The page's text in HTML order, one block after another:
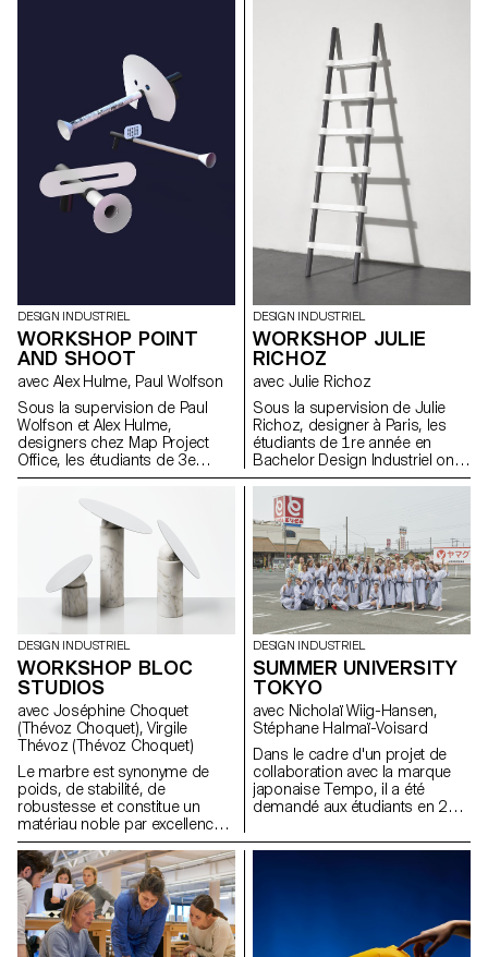
qui ne se contente pas
uniquement de solutionner
techniquement la prise de vue.
Pour le festival, cette installation
représente une vraie attente du
public ainsi qu’un revenu
puisque chaque image coûte
polystyrène en une semaine.
DESIGN INDUSTRIEL
WORKSHOP POINT
AND SHOOT
avec Alex Hulme, Paul Wolfson
Sous la supervision de Paul
Wolfson et Alex Hulme,
designers chez Map Project
Office, les étudiants de 3e
année en Bachelor Design
& Interaction Design ont conçu
des objets fonctionnant sur le
principe "viser et tirer". Ceux-ci
s'inspirent des opportunités
créées par l'approche Open
Source et pourraient facilement
être répliqués par toute
personne en ayant besoin ou
envie.
DESIGN INDUSTRIEL
WORKSHOP JULIE
RICHOZ
avec Julie Richoz
Sous la supervision de Julie
Richoz, designer à Paris, les
étudiants de 1re année en
Bachelor Design Industriel ont
eu à dessiner des echelles,
dans le cadre d'une semaine
d'atelier.
DESIGN INDUSTRIEL
WORKSHOP BLOC
STUDIOS
avec Joséphine Choquet
(Thévoz Choquet), Virgile
Thévoz (Thévoz Choquet)
Le marbre est synonyme de
poids, de stabilité, de
robustesse et constitue un
matériau noble par excellence.
A la lumière de cela, quels
types d'objets sont capables
de tirer pleinement parti de ces
propriétés? Comment les
sensations d'équilibre ou de
poids peuvent-elles être
pleinement exprimées, tout en
DESIGN INDUSTRIEL
SUMMER UNIVERSITY
TOKYO
avec Nicholaï Wiig-Hansen,
Stéphane Halmaï-Voisard
Dans le cadre d'un projet de
collaboration avec la marque
japonaise Tempo, il a été
demandé aux étudiants en 2e
créer un mobile (sculpture
savoir-faire, d'Ashikaga et de la
région de Tokyo, pour créer